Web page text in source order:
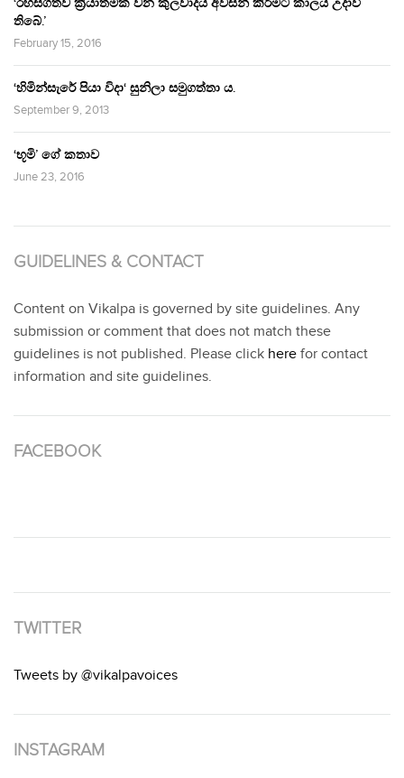
තිබේ.’
February 15, 2016
‘හිමින්සැරේ පියා විදා‘ සුනිලා සමුගත්තා ය.
September 9, 2013
‘භූමි’ ගේ කතාව
June 23, 2016
GUIDELINES & CONTACT
Content on Vikalpa is governed by site guidelines. Any
submission or comment that does not match these
guidelines is not published. Please click here for contact
information and site guidelines.
FACEBOOK
TWITTER
Tweets by @vikalpavoices
INSTAGRAM